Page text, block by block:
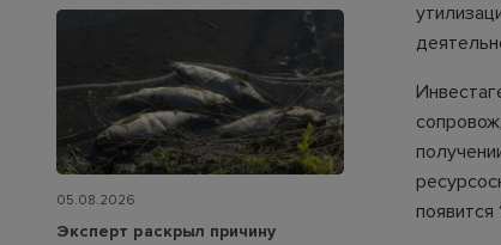
05.08.2026
Эксперт раскрыл причину